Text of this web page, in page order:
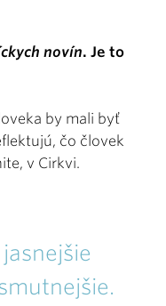
novín. Je to
by mali byť
čo človek
v Cirkvi.